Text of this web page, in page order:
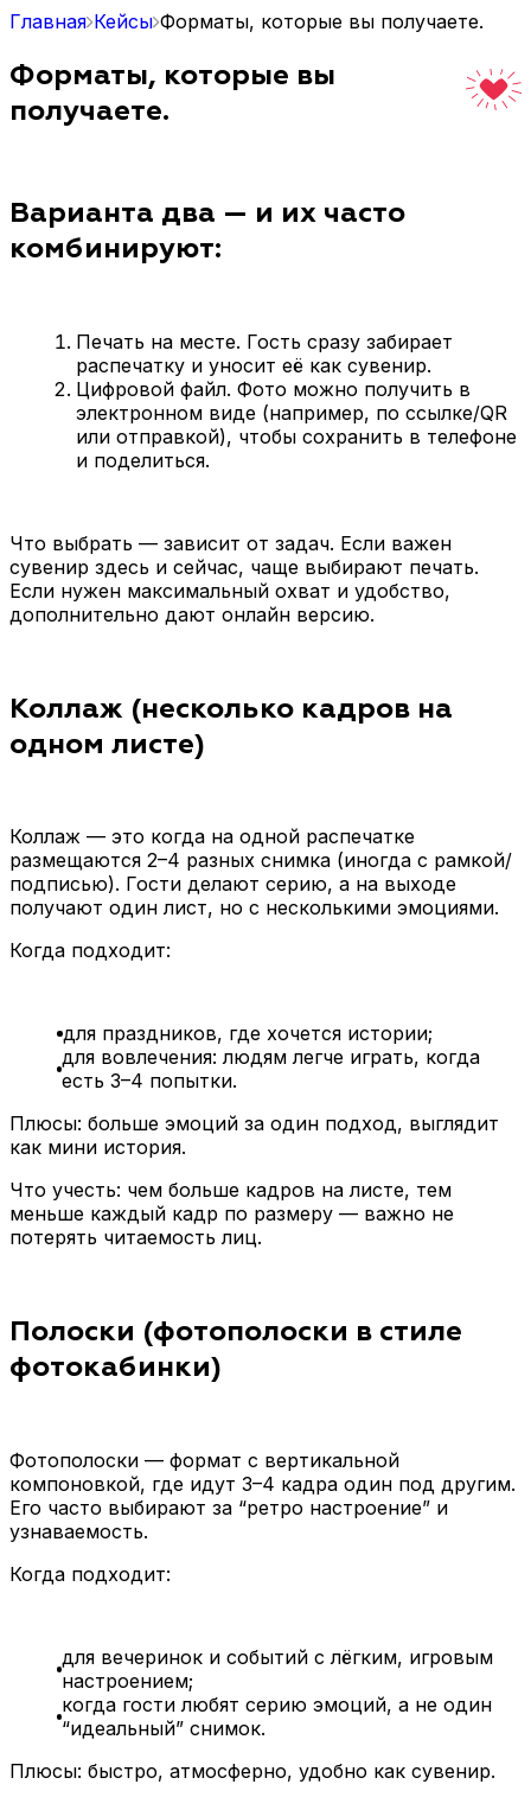
Главная Кейсы Форматы, которые вы получаете.
Форматы, которые вы
получаете.
Варианта два — и их часто
комбинируют:
Печать на месте. Гость сразу забирает
распечатку и уносит её как сувенир.
Цифровой файл. Фото можно получить в
электронном виде (например, по ссылке/QR
или отправкой), чтобы сохранить в телефоне
и поделиться.
Что выбрать — зависит от задач. Если важен
сувенир здесь и сейчас, чаще выбирают печать.
Если нужен максимальный охват и удобство,
дополнительно дают онлайн версию.
Коллаж (несколько кадров на
одном листе)
Коллаж — это когда на одной распечатке
размещаются 2–4 разных снимка (иногда с рамкой/
подписью). Гости делают серию, а на выходе
получают один лист, но с несколькими эмоциями.
Когда подходит:
для праздников, где хочется истории;
для вовлечения: людям легче играть, когда
есть 3–4 попытки.
Плюсы: больше эмоций за один подход, выглядит
как мини история.
Что учесть: чем больше кадров на листе, тем
меньше каждый кадр по размеру — важно не
потерять читаемость лиц.
Полоски (фотополоски в стиле
фотокабинки)
Фотополоски — формат с вертикальной
компоновкой, где идут 3–4 кадра один под другим.
Его часто выбирают за “ретро настроение” и
узнаваемость.
Когда подходит:
для вечеринок и событий с лёгким, игровым
настроением;
когда гости любят серию эмоций, а не один
“идеальный” снимок.
Плюсы: быстро, атмосферно, удобно как сувенир.